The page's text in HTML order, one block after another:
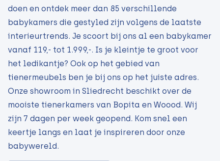
doen en ontdek meer dan 85 verschillende
babykamers die gestyled zijn volgens de laatste
interieurtrends. Je scoort bij ons al een babykamer
vanaf 119,- tot 1.999,-. Is je kleintje te groot voor
het ledikantje? Ook op het gebied van
tienermeubels ben je bij ons op het juiste adres.
Onze showroom in Sliedrecht beschikt over de
mooiste tienerkamers van Bopita en Woood. Wij
zijn 7 dagen per week geopend. Kom snel een
keertje langs en laat je inspireren door onze
babywereld.